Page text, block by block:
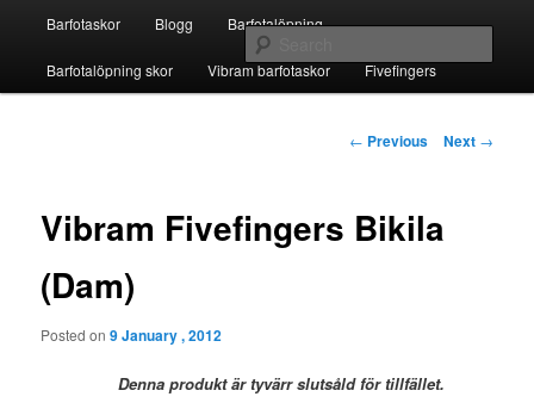
primary
contentBarfotaskor
Barfotaskor Blogg Barfotalöpning
Barfotalöpning skor Vibram barfotaskor Fivefingers
Post
← Previous Next →
Vibram Fivefingers Bikila
(Dam)
Posted on9 January , 2012
Denna produkt är tyvärr slutsåld för tillfället.